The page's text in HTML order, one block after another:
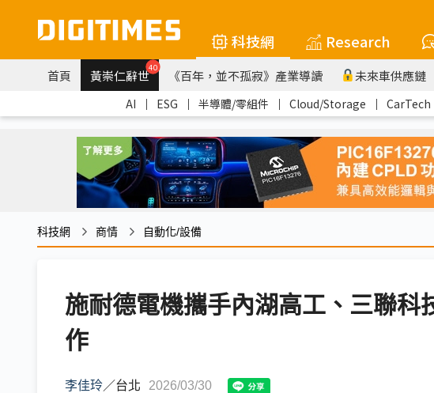
科技網 Research
首頁 黃崇仁辭世40 《百年，並不孤寂》產業導讀 未來車供應鏈
AI ｜ ESG ｜ 半導體/零組件 ｜ Cloud/Storage ｜ CarTech
科技網 商情 自動化/設備
施耐德電機攜手內湖高工、三聯科
作
李佳玲／台北 2026/03/30